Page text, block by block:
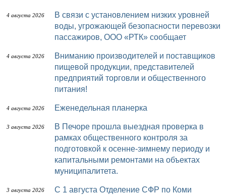
4 августа 2026
В связи с установлением низких уровней
воды, угрожающей безопасности перевозки
пассажиров, ООО «РТК» сообщает
4 августа 2026
Вниманию производителей и поставщиков
пищевой продукции, представителей
предприятий торговли и общественного
питания!
4 августа 2026 Еженедельная планерка
3 августа 2026
В Печоре прошла выездная проверка в
рамках общественного контроля за
подготовкой к осенне-зимнему периоду и
капитальными ремонтами на объектах
муниципалитета.
3 августа 2026
С 1 августа Отделение СФР по Коми